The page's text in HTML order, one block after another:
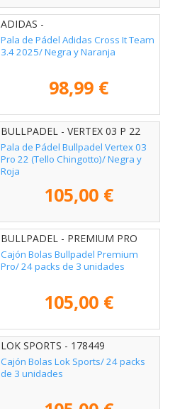
ADIDAS -
Pala de Pádel Adidas Cross It Team
3.4 2025/ Negra y Naranja
98,99 €
BULLPADEL - VERTEX 03 P 22
Pala de Pádel Bullpadel Vertex 03
Pro 22 (Tello Chingotto)/ Negra y
Roja
105,00 €
BULLPADEL - PREMIUM PRO
72U
Cajón Bolas Bullpadel Premium
Pro/ 24 packs de 3 unidades
105,00 €
LOK SPORTS - 178449
Cajón Bolas Lok Sports/ 24 packs
de 3 unidades